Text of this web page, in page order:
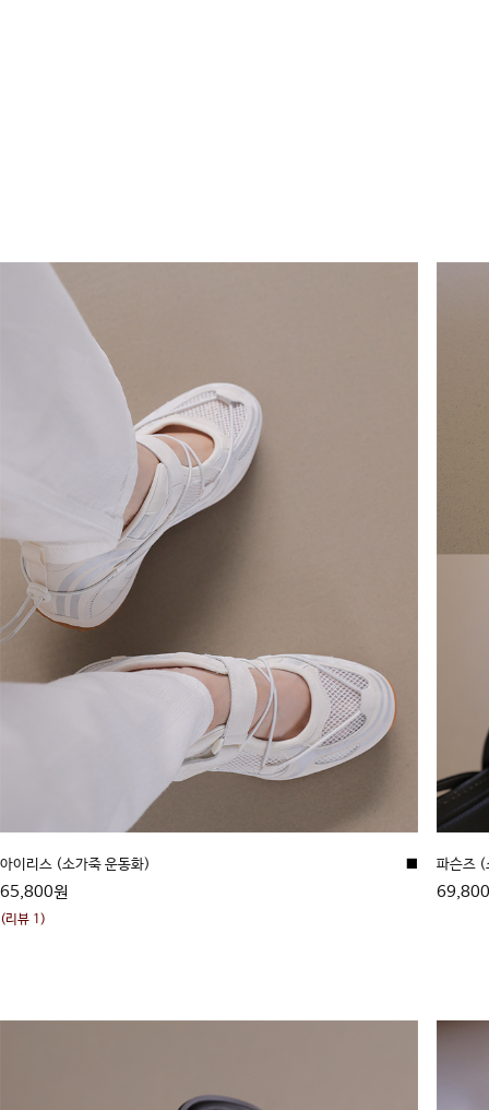
아이리스 (소가죽 운동화)
65,800원
■
(리뷰 1)
파슨즈